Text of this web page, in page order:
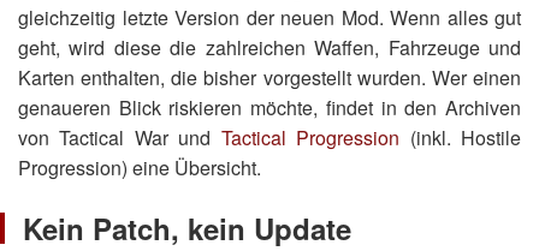
gleichzeitig letzte Version der neuen Mod. Wenn alles gut
geht, wird diese die zahlreichen Waffen, Fahrzeuge und
Karten enthalten, die bisher vorgestellt wurden. Wer einen
genaueren Blick riskieren möchte, findet in den Archiven
von Tactical War und Tactical Progression (inkl. Hostile
Progression) eine Übersicht.
Kein Patch, kein Update